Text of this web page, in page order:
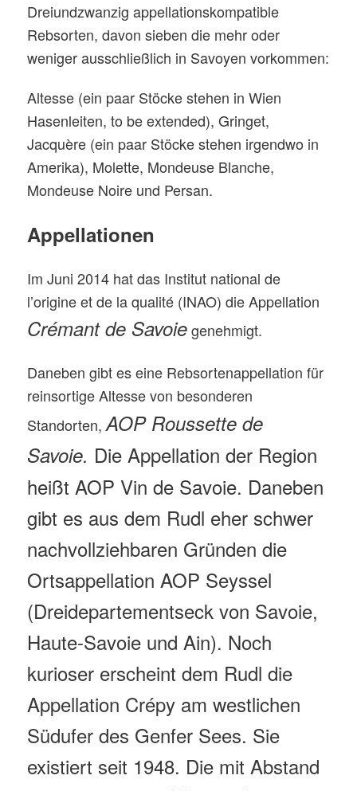
Dreiundzwanzig appellationskompatible
Rebsorten, davon sieben die mehr oder
weniger ausschließlich in Savoyen vorkommen:
Altesse (ein paar Stöcke stehen in Wien
Hasenleiten, to be extended), Gringet,
Jacquère (ein paar Stöcke stehen irgendwo in
Amerika), Molette, Mondeuse Blanche,
Mondeuse Noire und Persan.
Appellationen
Im Juni 2014 hat das Institut national de
l’origine et de la qualité (INAO) die Appellation
Crémant de Savoiegenehmigt.
Daneben gibt es eine Rebsortenappellation für
reinsortige Altesse von besonderen
Standorten,AOP Roussette de
Savoie. Die Appellation der Region
heißt AOP Vin de Savoie. Daneben
gibt es aus dem Rudl eher schwer
nachvollziehbaren Gründen die
Ortsappellation AOP Seyssel
(Dreidepartementseck von Savoie,
Haute-Savoie und Ain). Noch
kurioser erscheint dem Rudl die
Appellation Crépy am westlichen
Südufer des Genfer Sees. Sie
existiert seit 1948. Die mit Abstand